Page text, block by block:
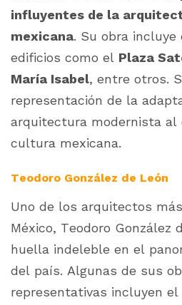
influyentes de la
mexicana. Su obra
edificios como el Plaza
María Isabel, entre otros.
representación de la
arquitectura modernista al
cultura mexicana.
Teodoro González de León
Uno de los arquitectos
México, Teodoro González
huella indeleble en el
del país. Algunas de sus
representativas incluyen el